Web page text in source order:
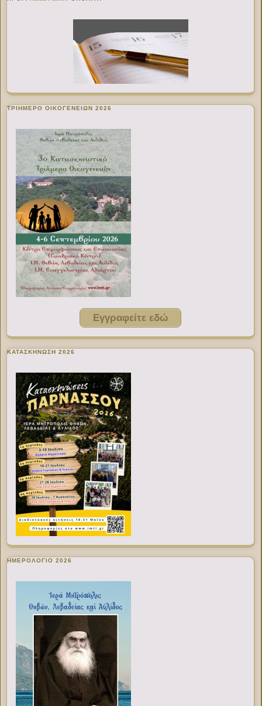
ΤΡΙΗΜΕΡΟ ΟΙΚΟΓΕΝΕΙΩΝ 2026
Εγγραφείτε εδώ
ΚΑΤΑΣΚΗΝΩΣΗ 2026
ΗΜΕΡΟΛΟΓΙΟ 2026